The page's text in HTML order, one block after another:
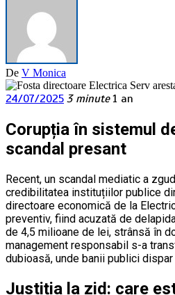
De V Monica
24/07/2025 3 minute 1 an
Corupția în sistemul
scandal presant
Recent, un scandal mediatic a
credibilitatea instituțiilor publice
directoare economică de la
preventiv, fiind acuzată de
de 4,5 milioane de lei, strânsă în
management responsabil s-a
dubioasă, unde banii publici
Justiția la zid: care